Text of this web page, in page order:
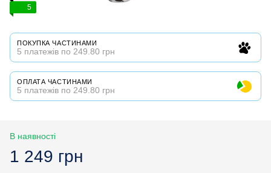
5
ПОКУПКА ЧАСТИНАМИ
5 платежів по 249.80 грн
ОПЛАТА ЧАСТИНАМИ
5 платежів по 249.80 грн
В наявності
1 249 грн